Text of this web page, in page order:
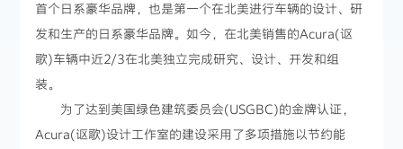
首个日系豪华品牌，也是第一个在北美进行车辆的设计、研
发和生产的日系豪华品牌。如今，在北美销售的Acura(讴
歌)车辆中近2/3在北美独立完成研究、设计、开发和组
装。
为了达到美国绿色建筑委员会(USGBC)的金牌认证，
Acura(讴歌)设计工作室的建设采用了多项措施以节约能